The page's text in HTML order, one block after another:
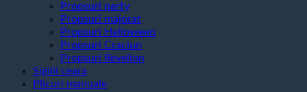
Propsuri party
Propsuri majorat
Propsuri Halloween
Propsuri Craciun
Propsuri Revelion
Sigilii ceara
Plicuri manuale